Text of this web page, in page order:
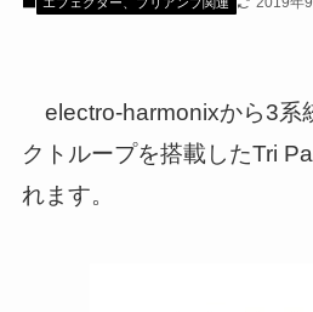
electro-harmonixから3系
クトループを搭載したTri
れます。